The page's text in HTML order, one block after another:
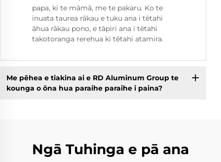
papa, ki te māmā, me te pakaru. Ko te
inuata taurea rākau e tuku ana i tētahi
āhua rākau pono, e tāpiri ana i tētahi
takotoranga rerehua ki tētahi atamira.
Me pēhea e tiakina ai e RD Aluminum Group te
kounga o ōna hua paraihe paraihe i paina?
Ngā Tuhinga e pā ana